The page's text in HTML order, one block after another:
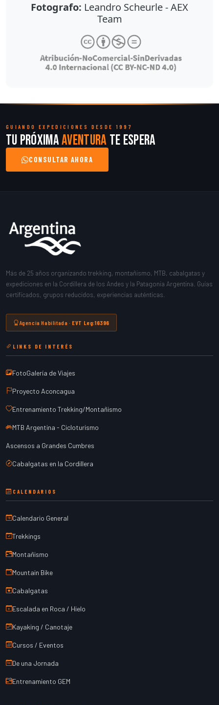
Fotografo: Leandro Scheurle - AEX
Team
GUIANDO EXPEDICIONES DESDE 1997
Tu próximaaventura te espera
CONSULTAR AHORA
Más de 25 años organizando trekking, montañismo, MTB, cabalgatas y
expediciones en la Cordillera de los Andes y la Patagonia Argentina. Guías
certificados, grupos reducidos, experiencias auténticas.
Agencia Habilitada · EVT Leg:16396
LINKS DE INTERÉS
FotoGalería de Viajes
Proyecto Aconcagua
Entrenamiento Trekking/Montañismo
MTB Argentina - Cicloturismo
Ascensos a Grandes Cumbres
Cabalgatas en la Cordillera
CALENDARIOS
Calendario General
Trekkings
Montañismo
Mountain Bike
Cabalgatas
Escalada en Roca / Hielo
Kayaking / Canotaje
Cursos / Eventos
De una Jornada
Entrenamiento GEM